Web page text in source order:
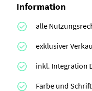
Information
alle
exklusiver
inkl. Integration
Farbe und